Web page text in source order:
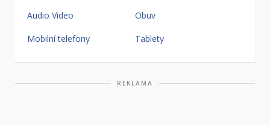
Audio Video Obuv
Mobilní telefony Tablety
REKLAMA